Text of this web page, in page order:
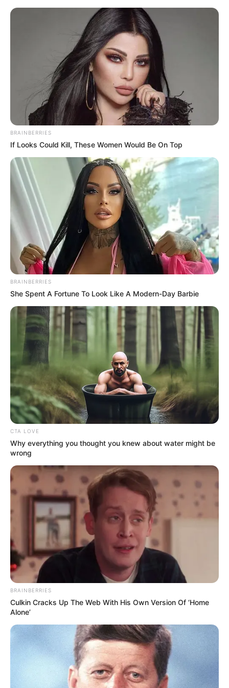
HOME
Home >
Zero paciência? Famosos que
foram grosseiros com os fãs!
Entretenimento ,Famosos Notícia
Situações em que essas celebridades foram rudes com
seus fãs. — Foto/Reprodução/Getty Images
BRAINBERRIES
If Looks Could Kill, These Women Would Be On Top
BRAINBERRIES
She Spent A Fortune To Look Like A Modern-Day Barbie
CTA LOVE
Why everything you thought you knew about water might be
wrong
BRAINBERRIES
Culkin Cracks Up The Web With His Own Version Of ‘Home
Alone’